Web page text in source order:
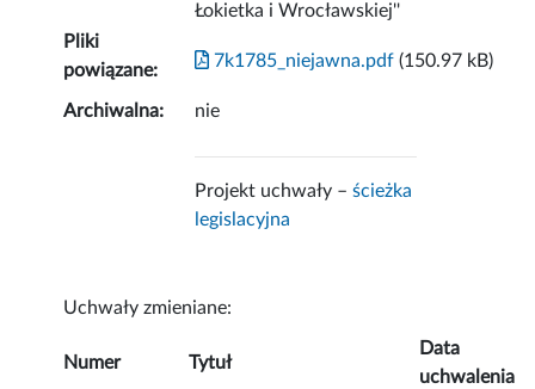
Łokietka i Wrocławskiej''
Pliki
powiązane:
7k1785_niejawna.pdf (150.97 kB)
Archiwalna: nie
Projekt uchwały –ścieżka
legislacyjna
Uchwały zmieniane:
Numer Tytuł
Data
uchwalenia